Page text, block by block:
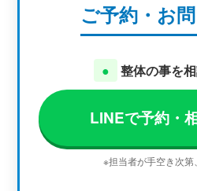
ご予約・お
● 整体の事を
LINEで予約・
※担当者が手空き次第